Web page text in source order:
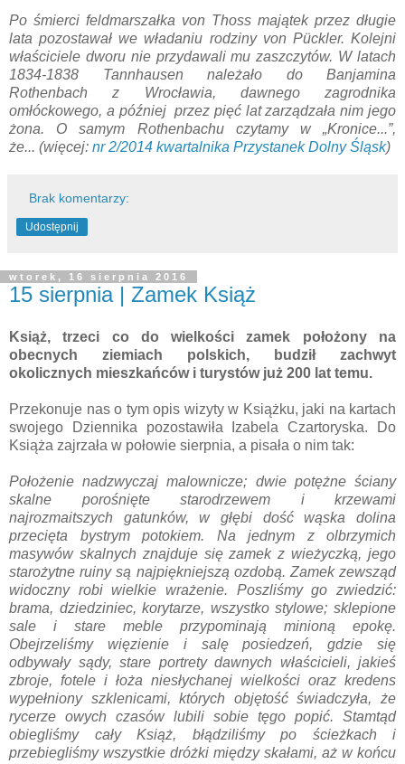
Po śmierci feldmarszałka von Thoss majątek przez długie
lata pozostawał we władaniu rodziny von Pückler. Kolejni
właściciele dworu nie przydawali mu zaszczytów. W latach
1834-1838 Tannhausen należało do Banjamina
Rothenbach z Wrocławia, dawnego zagrodnika
omłóckowego, a później przez pięć lat zarządzała nim jego
żona. O samym Rothenbachu czytamy w „Kronice...”,
że... (więcej: nr 2/2014 kwartalnika Przystanek Dolny Śląsk)
Brak komentarzy:
Udostępnij
wtorek, 16 sierpnia 2016
15 sierpnia | Zamek Książ
Książ, trzeci co do wielkości zamek położony na
obecnych ziemiach polskich, budził zachwyt
okolicznych mieszkańców i turystów już 200 lat temu.
Przekonuje nas o tym opis wizyty w Książku, jaki na kartach
swojego Dziennika pozostawiła Izabela Czartoryska. Do
Książa zajrzała w połowie sierpnia, a pisała o nim tak:
Położenie nadzwyczaj malownicze; dwie potężne ściany
skalne porośnięte starodrzewem i krzewami
najrozmaitszych gatunków, w głębi dość wąska dolina
przecięta bystrym potokiem. Na jednym z olbrzymich
masywów skalnych znajduje się zamek z wieżyczką, jego
starożytne ruiny są najpiękniejszą ozdobą. Zamek zewsząd
widoczny robi wielkie wrażenie. Poszliśmy go zwiedzić:
brama, dziedziniec, korytarze, wszystko stylowe; sklepione
sale i stare meble przypominają minioną epokę.
Obejrzeliśmy więzienie i salę posiedzeń, gdzie się
odbywały sądy, stare portrety dawnych właścicieli, jakieś
zbroje, fotele i łoża niesłychanej wielkości oraz kredens
wypełniony szklenicami, których objętość świadczyła, że
rycerze owych czasów lubili sobie tęgo popić. Stamtąd
obiegliśmy cały Książ, błądziliśmy po ścieżkach i
przebiegliśmy wszystkie dróżki między skałami, aż w końcu